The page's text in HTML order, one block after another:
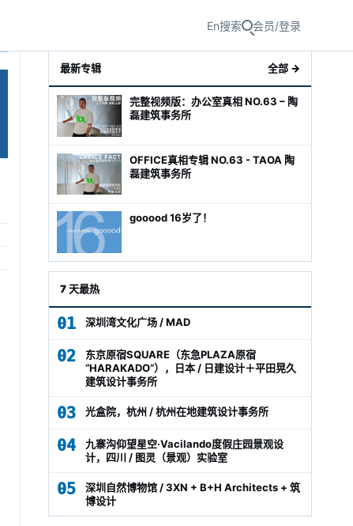
En搜索 会员/登录
最新专辑 全部 →
完整视频版：办公室真相 NO.63 – 陶
磊建筑事务所
OFFICE真相专辑 NO.63 - TAOA 陶
磊建筑事务所
gooood 16岁了！
7 天最热
01 深圳湾文化广场 / MAD
02
东京原宿SQUARE（东急PLAZA原宿
“HARAKADO”），日本 / 日建设计＋平田晃久
建筑设计事务所
03 光盒院，杭州 / 杭州在地建筑设计事务所
04
九寨沟仰望星空·Vacilando度假庄园景观设
计，四川 / 图灵（景观）实验室
05
深圳自然博物馆 / 3XN + B+H Architects + 筑
博设计